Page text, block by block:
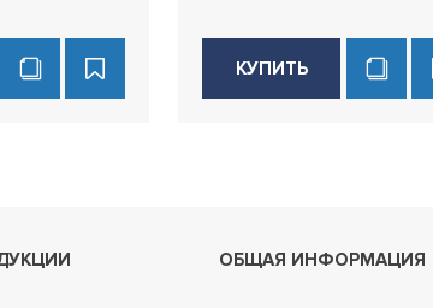
КУПИТЬ
ОБЩАЯ ИНФОРМАЦИЯ